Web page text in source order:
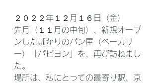
２０２２年１２月１６日（金）
先月（１１月の中旬）、新規オープ
ンしたばかりのパン屋（ベーカリ
ー）「パピヨン」を、再び訪ねまし
た。
場所は、私にとっての最寄り駅、京